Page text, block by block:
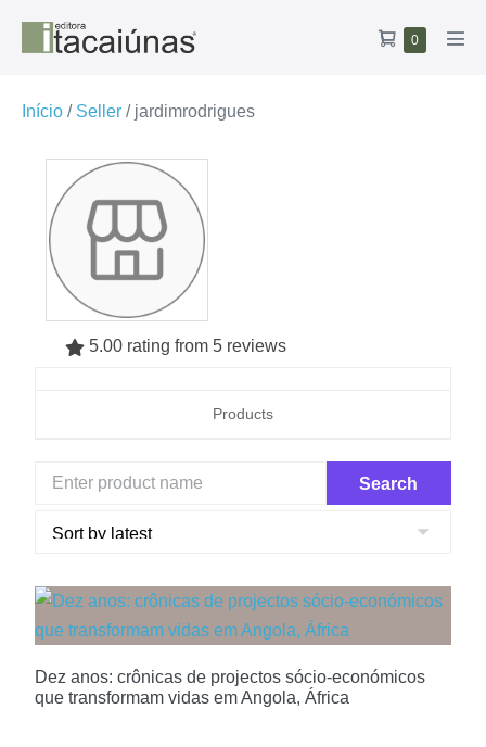
conteúdo
Carrinho
0Itens
Início / Seller / jardimrodrigues
5.00 rating from 5 reviews
Products
Dez anos: crônicas de projectos sócio-económicos
que transformam vidas em Angola, África